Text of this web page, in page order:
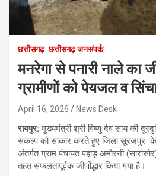
छत्तीसगढ़ छत्तीसगढ़ जनसंपर्क
मनरेगा से पनारी नाले का
ग्रामीणों को पेयजल व
April 16, 2026 News Desk
रायपुर: मुख्यमंत्री श्री विष्णु देव साय की
संकल्प को साकार करते हुए जिला सूरजपुर
अंतर्गत ग्राम पंचायत पहाड़ अमोरनी
तहत सफलतापूर्वक जीर्णोद्धार किया गया है।